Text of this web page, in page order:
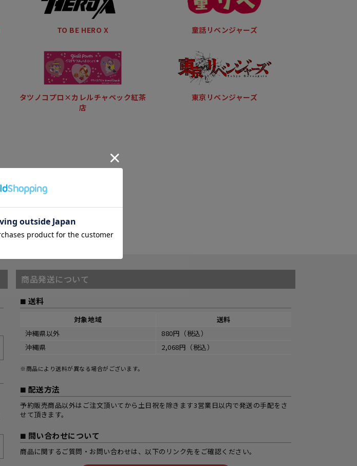
TO BE HERO X 童話リベンジャーズ
タツノコプロ×カレルチャペック紅茶
店
東京リベンジャーズ
商品発送について
送料
対象地域
送料
沖縄県以外
880円（税込）
沖縄県
2,068円（税込）
※商品により送料が異なる場合がございます。
配送方法
予約販売商品以外はご注文頂いてから土日祝を除きます3営業日以内で発送の手配をさ
せて頂きます。
問い合わせについて
商品に関するご質問・お問い合わせは、以下のリンク先をご確認ください。